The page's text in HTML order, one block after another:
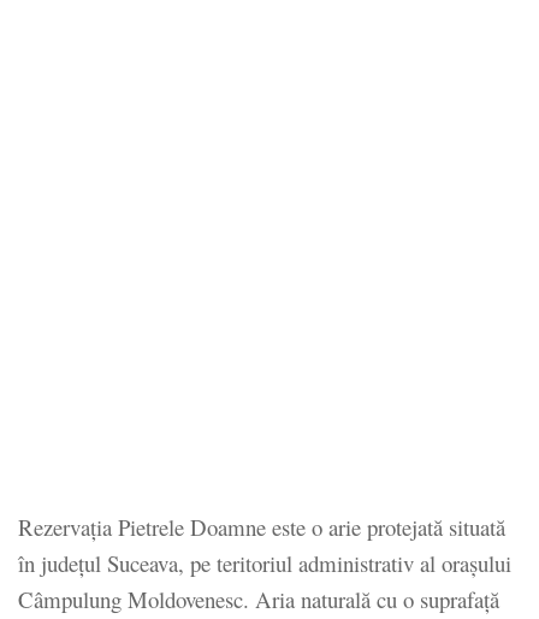
Rezervația Pietrele Doamne este o arie protejată situată
în județul Suceava, pe teritoriul administrativ al orașului
Câmpulung Moldovenesc. Aria naturală cu o suprafață